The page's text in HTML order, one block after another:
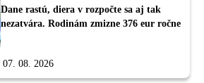
Dane rastú, diera v rozpočte sa aj tak
nezatvára. Rodinám zmizne 376 eur ročne
07. 08. 2026